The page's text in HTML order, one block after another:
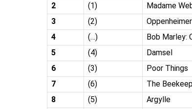
2 (1) Madame
3 (2) Oppenheimer
4 (…) Bob Marley:
5 (4) Damsel
6 (3) Poor Things
7 (6) The
8 (5) Argylle